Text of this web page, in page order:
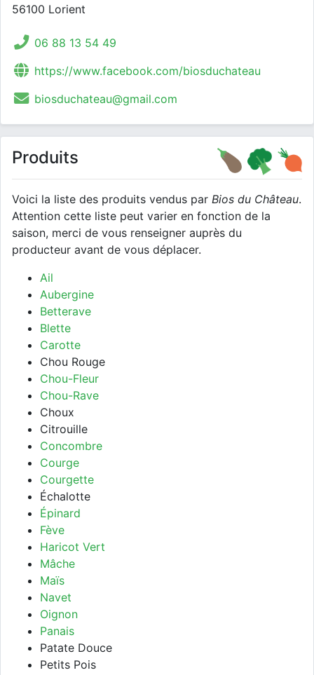
56100 Lorient
06 88 13 54 49
https://www.facebook.com/biosduchateau
biosduchateau@gmail.com
Produits
Voici la liste des produits vendus par Bios du Château.
Attention cette liste peut varier en fonction de la
saison, merci de vous renseigner auprès du
producteur avant de vous déplacer.
Ail
Aubergine
Betterave
Blette
Carotte
Chou Rouge
Chou-Fleur
Chou-Rave
Choux
Citrouille
Concombre
Courge
Courgette
Échalotte
Épinard
Fève
Haricot Vert
Mâche
Maïs
Navet
Oignon
Panais
Patate Douce
Petits Pois